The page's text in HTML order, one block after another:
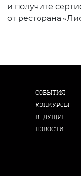
и получите
от ресторана
СОБЫТИЯ
КОНКУРСЫ
ВЕДУЩИЕ
НОВОСТИ